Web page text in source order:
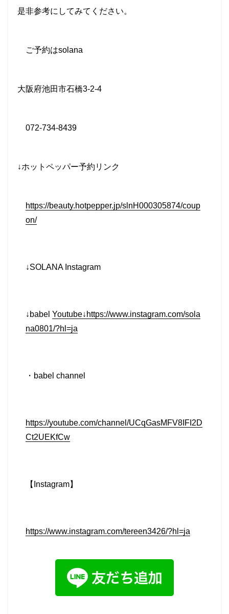
是非参考にしてみてください。
ご予約はsolana
大阪府池田市石橋3-2-4
072-734-8439
↓ホットペッパー予約リンク
https://beauty.hotpepper.jp/slnH000305874/coup
on/
↓SOLANA Instagram
↓babel Youtube↓https://www.instagram.com/sola
na0801/?hl=ja
・ babel channel
https://youtube.com/channel/UCqGasMFV8IFI2D
Ct2UEKfCw
【 Instagram】
https://www.instagram.com/tereen3426/?hl=ja